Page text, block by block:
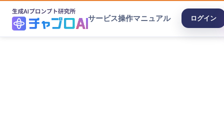
サービス操作マニュアル ログイン